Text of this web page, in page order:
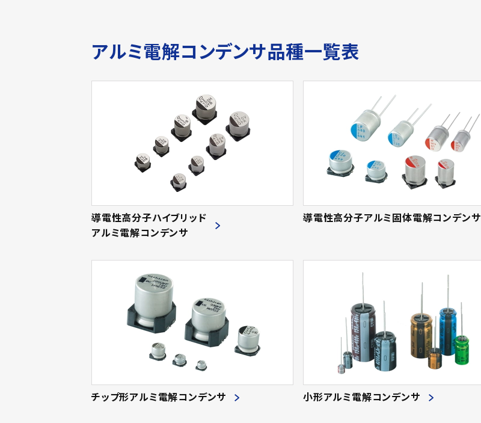
アルミ電解コンデンサ品種一覧表
導電性高分子ハイブリッド
アルミ電解コンデンサ
導電性高分子アルミ固体電解コンデンサ
チップ形アルミ電解コンデンサ 小形アルミ電解コンデンサ